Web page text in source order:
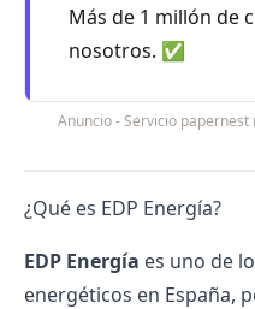
Más de 1 millón de
nosotros. ✅
Anuncio - Servicio papernest
¿Qué es EDP Energía?
EDP Energía es uno de
energéticos en España,